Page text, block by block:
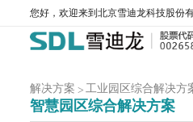
您好，欢迎来到北京雪迪龙科技股份
服务中心
运维服务
检测服务
售后服务
解决方案 > 工业园区综合解决方
智慧园区综合解决方案